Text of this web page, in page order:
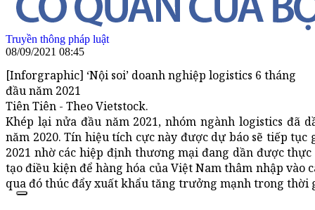
Truyền thông pháp luật
08/09/2021 08:45
[Inforgraphic] ‘Nội soi’ doanh nghiệp logistics 6 tháng
đầu năm 2021
Tiên Tiên - Theo Vietstock.
Khép lại nửa đầu năm 2021, nhóm ngành logistics đã
năm 2020. Tín hiệu tích cực này được dự báo sẽ tiếp
2021 nhờ các hiệp định thương mại đang dần được
tạo điều kiện để hàng hóa của Việt Nam thâm nhập
qua đó thúc đẩy xuất khẩu tăng trưởng mạnh trong thời